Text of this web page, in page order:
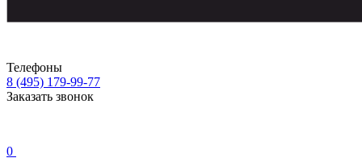
Телефоны
8 (495) 179-99-77
Заказать звонок
0